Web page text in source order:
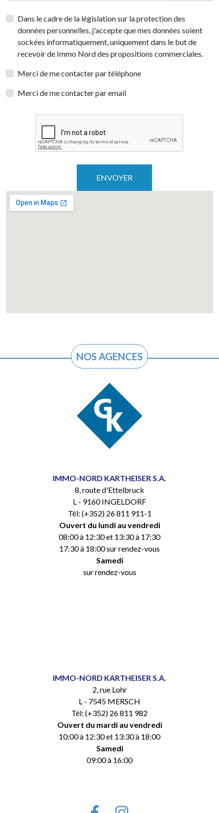
Dans le cadre de la législation sur la protection des
données personnelles, j'accepte que mes données soient
sockées informatiquement, uniquement dans le but de
recevoir de Immo Nord des propositions commerciales.
Merci de me contacter par téléphone
Merci de me contacter par email
NOS AGENCES
IMMO-NORD KARTHEISER S.A.
8, route d'Ettelbruck
L - 9160 INGELDORF
Tél: (+352) 26 811 911-1
Ouvert du lundi au vendredi
08:00 à 12:30 et 13:30 à 17:30
17:30 à 18:00 sur rendez-vous
Samedi
sur rendez-vous
IMMO-NORD KARTHEISER S.A.
2, rue Lohr
L - 7545 MERSCH
Tél: (+352) 26 811 982
Ouvert du mardi au vendredi
10:00 à 12:30 et 13:30 à 18:00
Samedi
09:00 à 16:00